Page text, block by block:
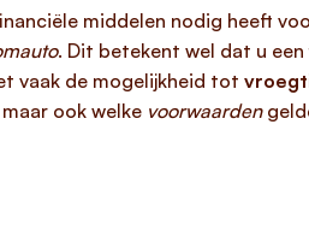
middelen nodig heeft
. Dit betekent wel dat u
vaak de mogelijkheid tot
ook welke voorwaarden